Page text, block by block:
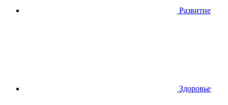
Развитие
Здоровье